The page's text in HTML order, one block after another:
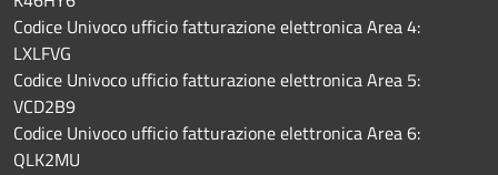
Codice Univoco ufficio fatturazione elettronica Area 4:
LXLFVG
Codice Univoco ufficio fatturazione elettronica Area 5:
VCD2B9
Codice Univoco ufficio fatturazione elettronica Area 6:
QLK2MU